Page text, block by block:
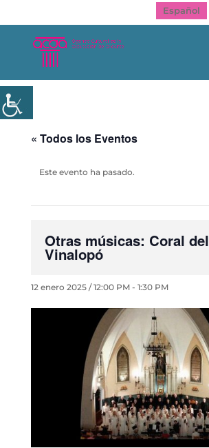
Español
« Todos los Eventos
Este evento ha pasado.
Otras músicas: Coral del
Vinalopó
12 enero 2025 / 12:00 PM- 1:30 PM